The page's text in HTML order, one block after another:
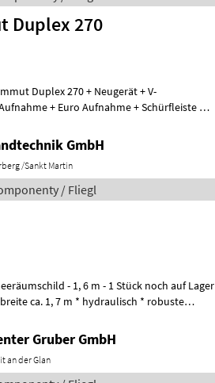
Duplex 270
Duplex 270 + Neugerät + V-
+ Euro Aufnahme + Schürfleiste mit
GmbH
/Sankt Martin
/ Fliegl
- 1, 6 m - 1 Stück noch auf Lager
ca. 1, 7 m * hydraulisch * robuste
Gruber GmbH
an der Glan